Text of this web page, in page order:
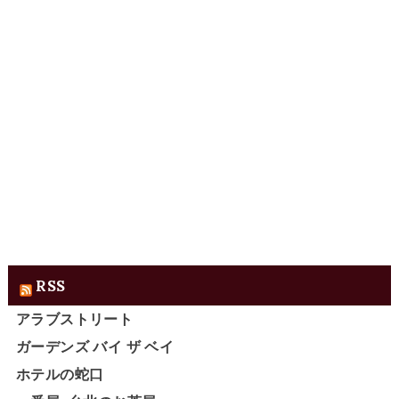
RSS
アラブストリート
ガーデンズ バイ ザ ベイ
ホテルの蛇口